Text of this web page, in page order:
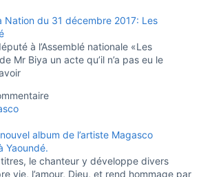
Nation du 31 décembre 2017: Les
à l’Assemblé nationale «Les
Mr Biya un acte qu’il n’a pas eu le
album de l’artiste Magasco
Yaoundé.
titres, le chanteur y développe divers
vie, l’amour, Dieu, et rend hommage par